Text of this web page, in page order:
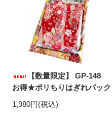
【数量限定】 GP-148
お得★ポリちりはぎれパック
1,980円(税込)